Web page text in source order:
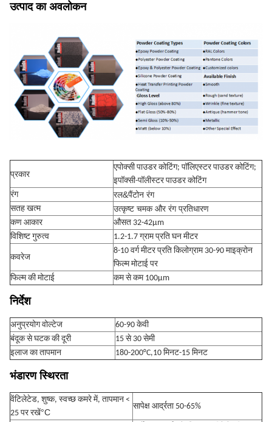
उत्पाद का अवलोकन
प्रकार
एपोक्सी पाउडर कोटिंग; पॉलिएस्टर पाउडर कोटिंग;
इपॉक्सी-पॉलीस्टर पाउडर कोटिंग
रंग
रल&पैंटोन रंग
सतह खत्म उत्कृष्ट चमक और रंग प्रतिधारण
कण आकार
औसत 32-42μm
विशिष्ट गुरुत्व
1.2-1.7 ग्राम प्रति घन मीटर
कवरेज
8-10 वर्ग मीटर प्रति किलोग्राम 30-90 माइक्रोन
फिल्म मोटाई पर
फिल्म की मोटाई
कम से कम 100μm
निर्देश
अनुप्रयोग वोल्टेज
60-90 केवी
बंदूक से घटक की दूरी
15 से 30 सेमी
इलाज का तापमान
180-200°C,10 मिनट-15 मिनट
भंडारण स्थिरता
वेंटिलेटेड, शुष्क, स्वच्छ कमरे में, तापमान <
25 पर रखें°C
सापेक्ष आर्द्रता 50-65%